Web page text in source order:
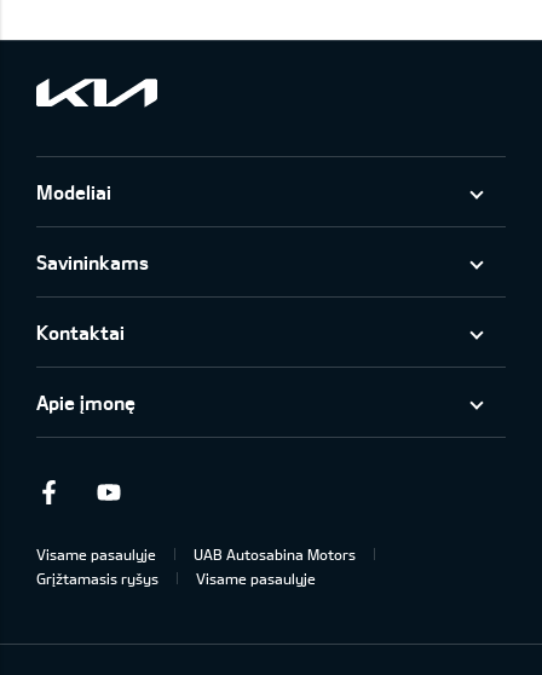
Modeliai
Savininkams
Kontaktai
Apie įmonę
Facebook
Visame pasaulyje
UAB Autosabina Motors
Grįžtamasis ryšys
Visame pasaulyje